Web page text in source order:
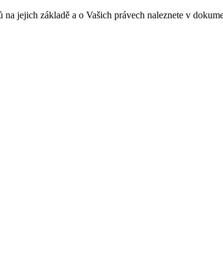
jejich základě a o Vašich právech naleznete v